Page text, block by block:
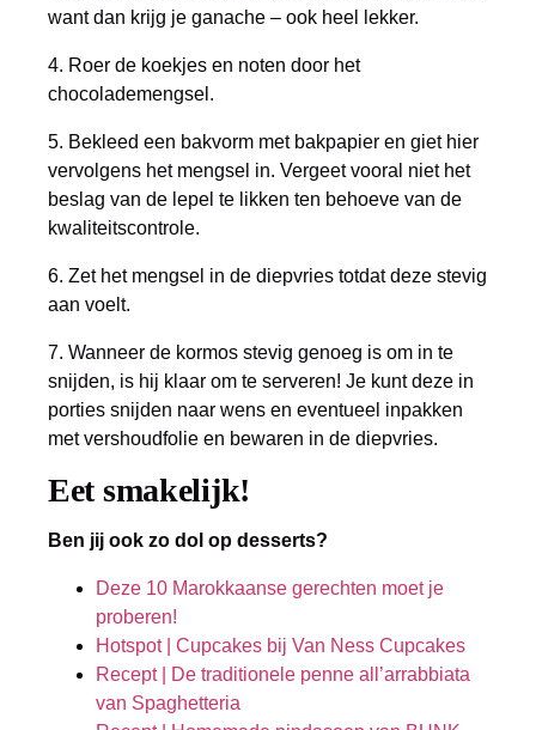
want dan krijg je ganache – ook heel lekker.
4. Roer de koekjes en noten door het
chocolademengsel.
5. Bekleed een bakvorm met bakpapier en giet hier
vervolgens het mengsel in. Vergeet vooral niet het
beslag van de lepel te likken ten behoeve van de
kwaliteitscontrole.
6. Zet het mengsel in de diepvries totdat deze stevig
aan voelt.
7. Wanneer de kormos stevig genoeg is om in te
snijden, is hij klaar om te serveren! Je kunt deze in
porties snijden naar wens en eventueel inpakken
met vershoudfolie en bewaren in de diepvries.
Eet smakelijk!
Ben jij ook zo dol op desserts?
Deze 10 Marokkaanse gerechten moet je
proberen!
Hotspot | Cupcakes bij Van Ness Cupcakes
Recept | De traditionele penne all’arrabbiata
van Spaghetteria